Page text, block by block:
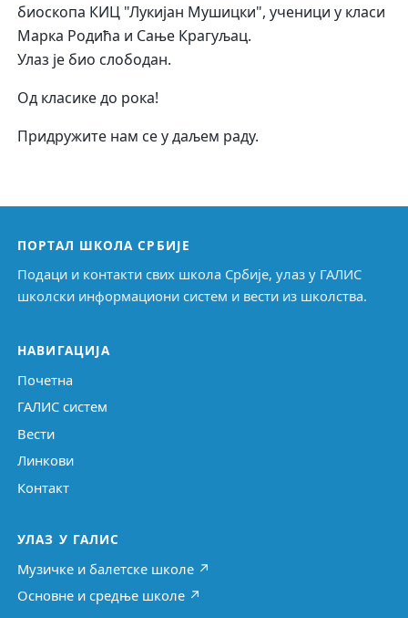
биоскопа КИЦ "Лукијан Мушицки", ученици у класи
Марка Родића и Сање Крагуљац.
Улаз је био слободан.
Од класике до рока!
Придружите нам се у даљем раду.
ПОРТАЛ ШКОЛА СРБИЈЕ
Подаци и контакти свих школа Србије, улаз у ГАЛИС
школски информациони систем и вести из школства.
НАВИГАЦИЈА
Почетна
ГАЛИС систем
Вести
Линкови
Контакт
УЛАЗ У ГАЛИС
Музичке и балетске школе ↗
Основне и средње школе ↗